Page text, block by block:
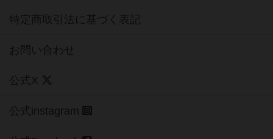
特定商取引法に基づく表記
お問い合わせ
公式X
公式instagram